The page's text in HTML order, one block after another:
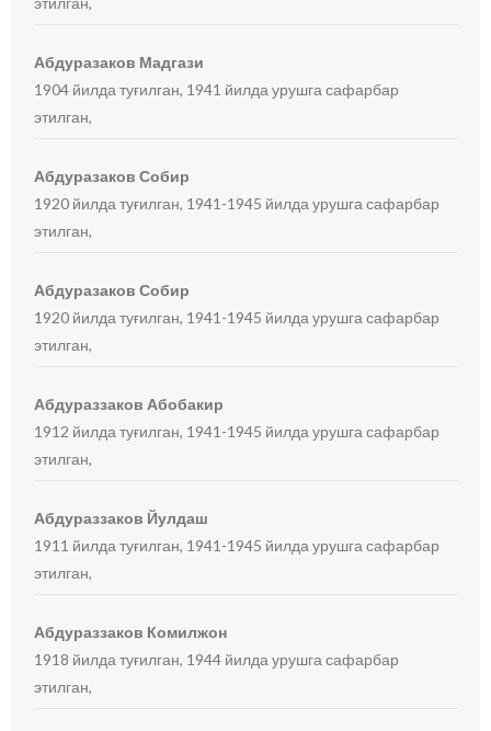
Абдуразаков Мадгази
1904 йилда туғилган, 1941 йилда урушга сафарбар
этилган,
Абдуразаков Собир
1920 йилда туғилган, 1941-1945 йилда урушга сафарбар
этилган,
Абдуразаков Собир
1920 йилда туғилган, 1941-1945 йилда урушга сафарбар
этилган,
Абдураззаков Абобакир
1912 йилда туғилган, 1941-1945 йилда урушга сафарбар
этилган,
Абдураззаков Йулдаш
1911 йилда туғилган, 1941-1945 йилда урушга сафарбар
этилган,
Абдураззаков Комилжон
1918 йилда туғилган, 1944 йилда урушга сафарбар
этилган,